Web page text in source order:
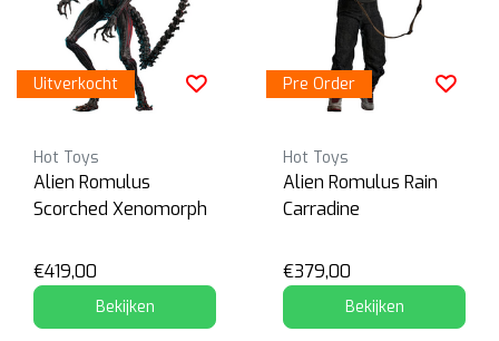
Uitverkocht
Hot Toys
Alien Romulus
Scorched Xenomorph
€419,00
Bekijken
Pre Order
Hot Toys
Alien Romulus Rain
Carradine
€379,00
Bekijken